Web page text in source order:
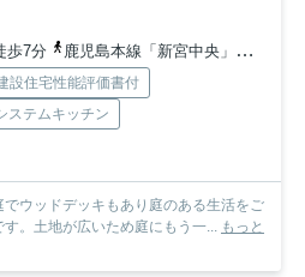
歩7分
鹿児島本線「新宮中央」駅 徒歩26分
設住宅性能評価書付
ステムキッチン
ウッドデッキもあり庭のある生活をご
。土地が広いため庭にもう一... もっと